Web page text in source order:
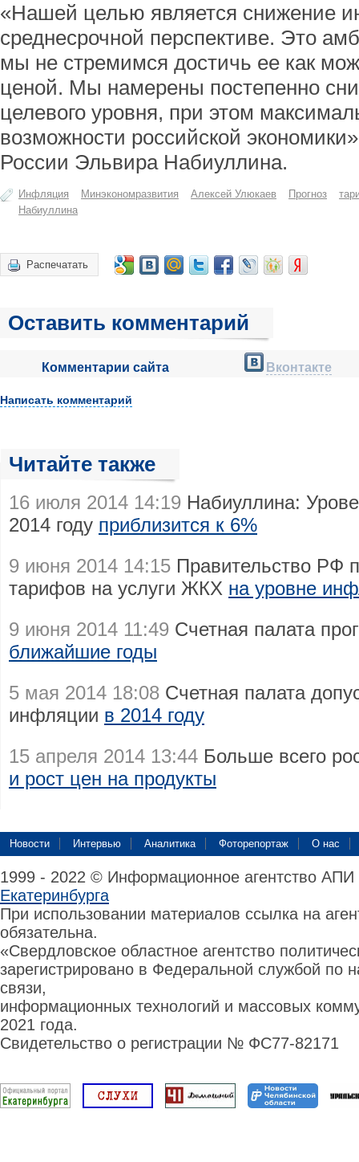
«Нашей целью является снижение
среднесрочной перспективе. Это
мы не стремимся достичь ее как
ценой. Мы намерены постепенно
целевого уровня, при этом
возможности российской
России Эльвира Набиуллина.
Инфляция Минэкономразвития Алексей Улюкаев Прогноз
Набиуллина
Распечатать
Оставить комментарий
Комментарии сайта Вконтакте
Написать комментарий
Читайте также
16 июля 2014 14:19 Набиуллина:
2014 году приблизится к 6%
9 июня 2014 14:15 Правительство РФ
тарифов на услуги ЖКХ на уровне
9 июня 2014 11:49 Счетная палата
ближайшие годы
5 мая 2014 18:08 Счетная палата
инфляции в 2014 году
15 апреля 2014 13:44 Больше всего
и рост цен на продукты
Новости Интервью Аналитика Фоторепортаж О нас
1999 - 2022 © Информационное агентство
Екатеринбурга
При использовании материалов ссылка на
обязательна.
«Свердловское областное агентство
зарегистрировано в Федеральной службой по
связи,
информационных технологий и массовых
2021 года.
Свидетельство о регистрации № ФС77-82171